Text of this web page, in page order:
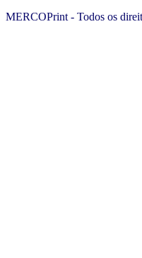
MERCOPrint - Todos os